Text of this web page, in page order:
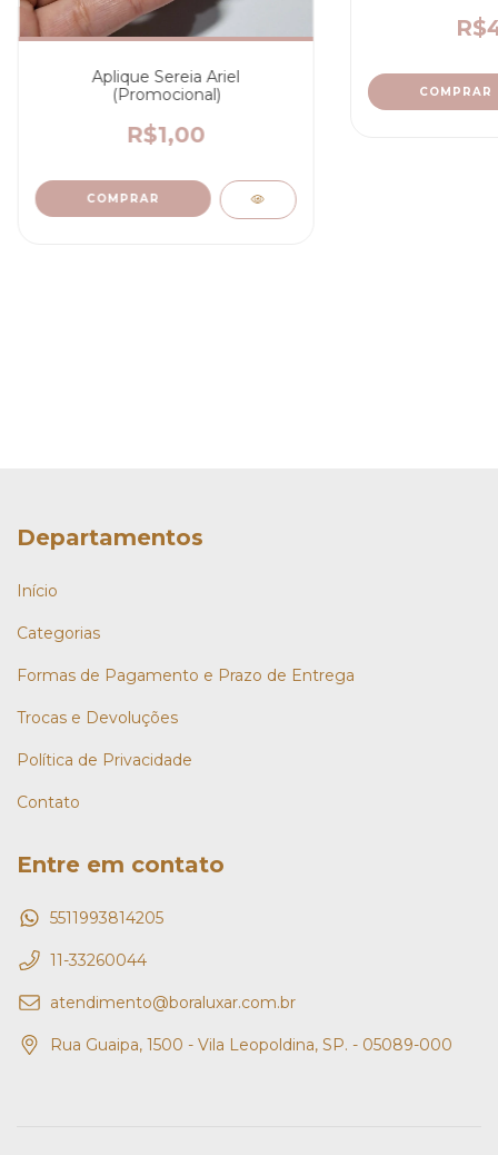
Aplique Sereia Ariel
(Promocional)
R$1,00
COMPRAR
Departamentos
Início
Categorias
Formas de Pagamento e Prazo de Entrega
Trocas e Devoluções
Política de Privacidade
Contato
Entre em contato
5511993814205
11-33260044
atendimento@boraluxar.com.br
Rua Guaipa, 1500 - Vila Leopoldina, SP. - 05089-000